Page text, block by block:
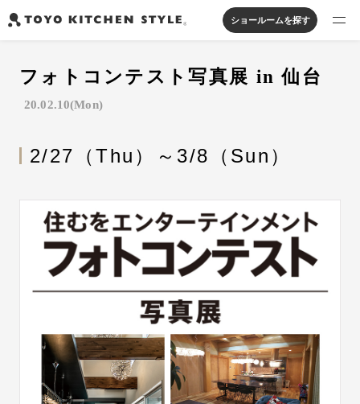
製品を探す
バス・洗面
実例から探す
私たちについて
ジャーナルを読む
オンラインストア
カタログを見る
よくあるご質問
お問い合わせ
サポート
ショールームを探す
フォトコンテスト写真展 in 仙台
20.02.10(Mon)
2/27（Thu）～3/8（Sun）